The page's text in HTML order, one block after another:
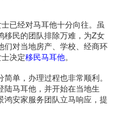
已经对马耳他十分向往。虽
移民的团队排除万难，为Z女
们对当地房产、学校、经商环
决定移民马耳他。
单，办理过程也非常顺利。
马耳他，并开始在当地生
安家服务团队立马响应，提